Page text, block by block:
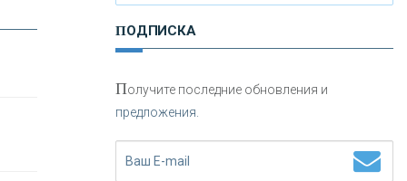
Нетворкинг для предпринимателей
ПОДПИСКА
Получите последние обновления и
предложения.